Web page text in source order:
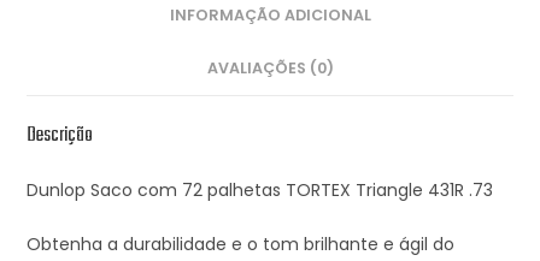
INFORMAÇÃO ADICIONAL
AVALIAÇÕES (0)
Descrição
Dunlop Saco com 72 palhetas TORTEX Triangle 431R .73
Obtenha a durabilidade e o tom brilhante e ágil do